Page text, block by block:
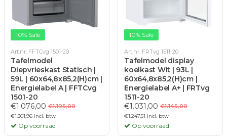
10% Sale
Art.nr. FFTCvg 1501-20
Tafelmodel
Diepvrieskast Statisch |
59L | 60x64,8x85,2(H)cm |
Energielabel A | FFTCvg
1501-20
€1.076,00 €1.195,00
€1.301,96 Incl. btw
Op voorraad
10% Sale
Art.nr. FRTvg 1511-20
Tafelmodel display
koelkast Wit | 93L |
60x64,8x85,2(H)cm |
Energielabel A+ | FRTvg
1511-20
€1.031,00 €1.145,00
€1.247,51 Incl. btw
Op voorraad